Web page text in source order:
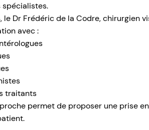
spécialistes.
le Dr Frédéric de la Codre, chirurgien
avec :
traitants
permet de proposer une prise